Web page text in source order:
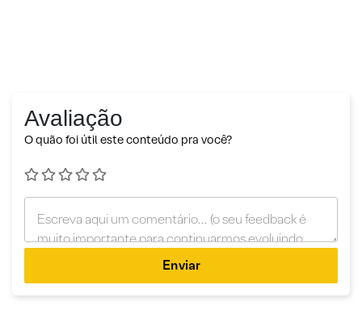
Avaliação
O quão foi útil este conteúdo pra você?
Enviar